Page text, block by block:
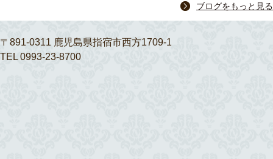
ブログをもっと見る
〒891-0311 鹿児島県指宿市西方1709-1
TEL 0993-23-8700